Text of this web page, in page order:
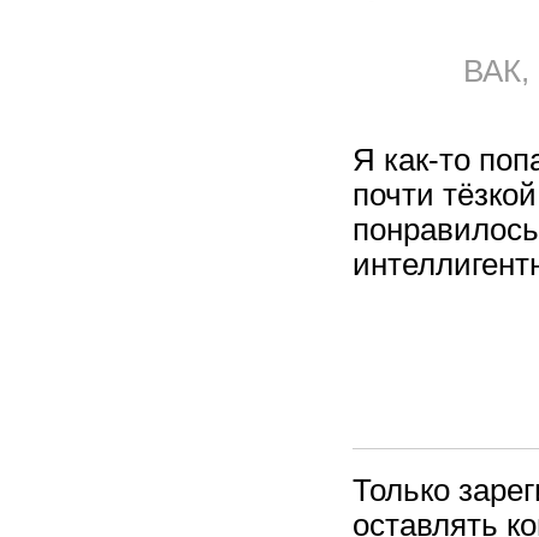
ВАК,
Я как-то
почти
Только
оставлять